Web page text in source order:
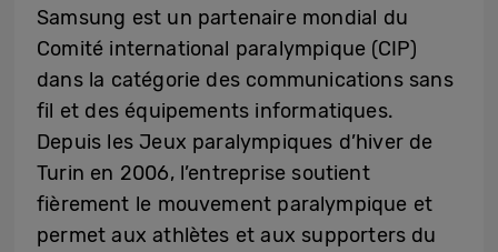
Samsung est un partenaire mondial du
Comité international paralympique (CIP)
dans la catégorie des communications sans
fil et des équipements informatiques.
Depuis les Jeux paralympiques d’hiver de
Turin en 2006, l’entreprise soutient
fièrement le mouvement paralympique et
permet aux athlètes et aux supporters du